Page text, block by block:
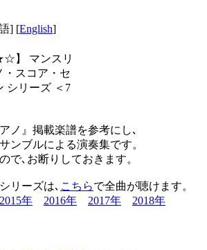
] [English]
】 マンスリ
・スコア・セ
シリーズ ＜7
ノ』掲載楽譜を参考にし､
ンブルによる演奏集です。
で､お断りしておきます。
リーズは､ こちらで全曲が聴けます。
2015年 2016年 2017年
2018年